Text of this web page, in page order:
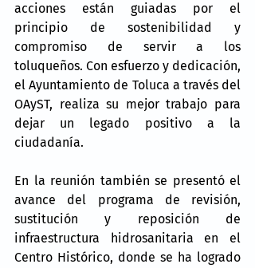
acciones están guiadas por el
principio de sostenibilidad y
compromiso de servir a los
toluqueños. Con esfuerzo y dedicación,
el Ayuntamiento de Toluca a través del
OAyST, realiza su mejor trabajo para
dejar un legado positivo a la
ciudadanía.
En la reunión también se presentó el
avance del programa de revisión,
sustitución y reposición de
infraestructura hidrosanitaria en el
Centro Histórico, donde se ha logrado